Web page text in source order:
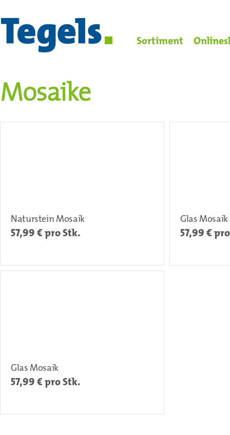
Sortiment
Mosaike
Naturstein Mosaik
57,99 € pro Stk.
Glas Mosaik
57,99 €
Glas Mosaik
57,99 € pro Stk.